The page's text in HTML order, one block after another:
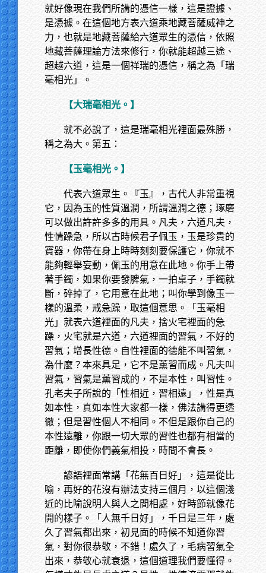
就好像現在我們所講的憑信一樣，這是證據、
是憑據。在這個地方表六道乘地藏菩薩威神之
力，也就是地藏菩薩給六道眾生的憑信，依照
地藏菩薩理論方法來修行，你就能超越三途、
超越六道，這是一個祥瑞的憑信，稱之為「瑞
毫相光」。
【大瑞毫相光。】
就不必說了，這是瑞毫相光裡面最殊勝，
稱之為大。第五：
【玉毫相光。】
代表六道眾生。『玉』，古代人非常重視
它，因為玉的性質溫潤，所謂溫潤之德；琢磨
可以做出許許多多的用具。凡夫，六道凡夫，
性情躁急，所以古時候君子佩玉，玉是珍貴的
寶器，你帶在身上時時刻刻要保護它，你就不
能夠輕舉妄動，佩玉的用意在此地。你手上帶
著手鐲，如果你要發脾氣，一拍桌子，手鐲就
斷，碎掉了，它用意在此地；叫你學到像玉一
樣的溫柔，戒急躁，取這個意思。「玉毫相
光」就表六道裡面的凡夫，捨火宅裡面的急
躁，火宅就是六道，六道裡面的習氣，不好的
習氣；增長性德。自性裡面的德能不叫習氣，
為什麼？本來具足，它不是薰習而成。凡夫叫
習氣，習氣是薰習成的，不是本性，叫習性。
孔老夫子所說的「性相近，習相遠」，性是真
如本性，真如本性大家都一樣，佛法講得更透
徹；但是習性個人不相同。不但是跟你自己的
本性遠離，你跟一切大眾的習性也都有相當的
距離，即使你們義氣相投，時間不會長。
諺語裡面常講「花無百日好」，這是從比
喻，再好的花沒有辦法支持三個月，以這個淺
近的比喻說明人與人之間相處，好時節就像花
開的樣子。「人無千日好」，千日是三年，處
久了習氣都出來，初見面的時候不知道你習
氣，對你很恭敬，不錯！處久了，毛病習氣全
出來，恭敬心就衰退，這個道理我們要懂得。